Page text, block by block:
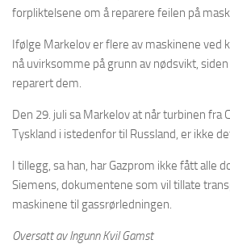
forpliktelsene om å reparere feilen på
Ifølge Markelov er flere av maskinene ved
nå uvirksomme på grunn av nødsvikt,
reparert dem.
Den 29. juli sa Markelov at når turbinen fra
Tyskland i istedenfor til Russland, er ikke
I tillegg, sa han, har Gazprom ikke fått alle
Siemens, dokumentene som vil tillate
maskinene til gassrørledningen.
Oversatt av Ingunn Kvil Gamst